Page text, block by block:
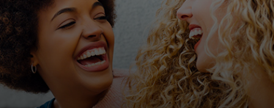
Pro inovátory
Novinky a trendy